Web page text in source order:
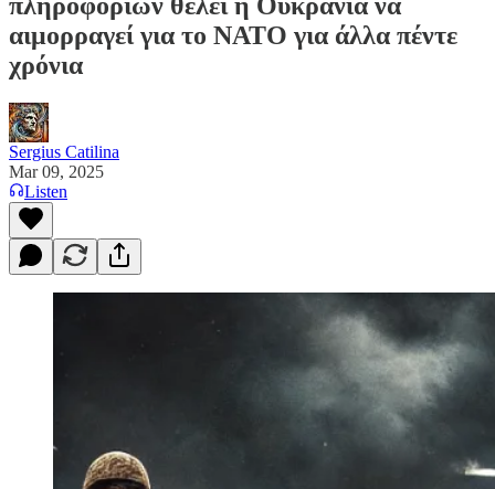
αιμορραγεί για το ΝΑΤΟ για άλλα πέντε
χρόνια
Sergius Catilina
Mar 09, 2025
Listen